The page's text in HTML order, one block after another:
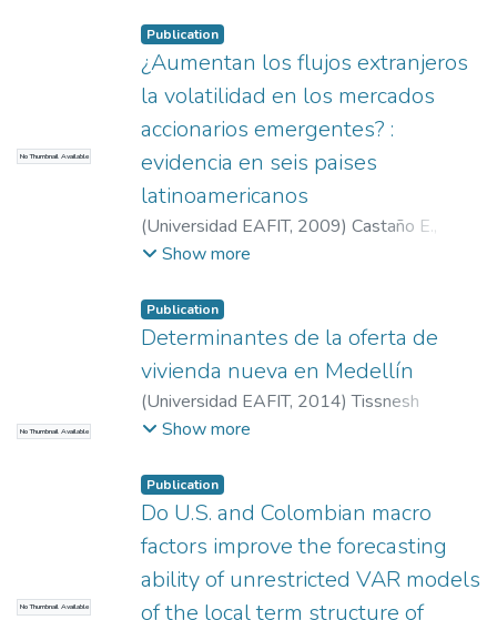
increase coverage to the "Cambio por la
Vejez" reform proposal. Through VAR
models and an analysis of economic
variables, it was found that unemployment
and employment rate significantly impact
short and medium-term contributions to the
system, while the minimum wage does not
show a significant relationship. These
findings give importance to effective
system coverage.
No Thumbnail Available
Publication
¿Aumentan los flujos extranjeros
la volatilidad en los mercados
accionarios emergentes? :
evidencia en seis paises
latinoamericanos
(Universidad EAFIT, 2009) Castaño E.,
Milena María;Agudelo Rueda, Diego
Show more
No Thumbnail Available
Publication
Determinantes de la oferta de
vivienda nueva en Medellín
(Universidad EAFIT, 2014)Tissnesh
Betancur, Alejandro
Show more
No Thumbnail Available
Publication
Do U.S. and Colombian macro
factors improve the forecasting
ability of unrestricted VAR models
of the local term structure of